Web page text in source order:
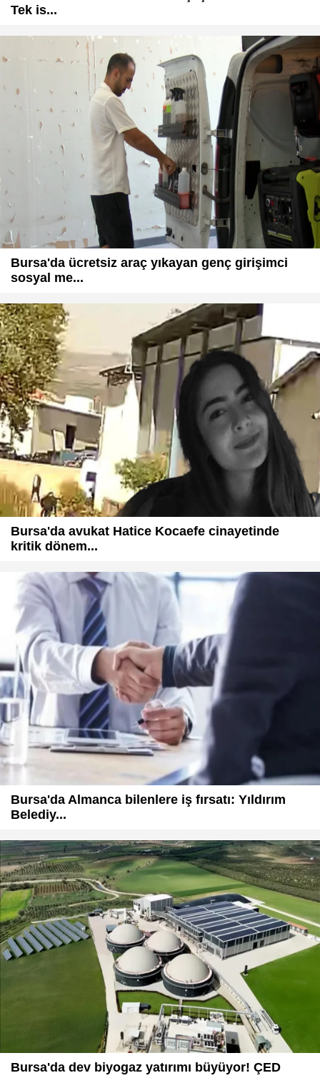
Tek is...
Bursa'da ücretsiz araç yıkayan genç girişimci
sosyal me...
Bursa'da avukat Hatice Kocaefe cinayetinde
kritik dönem...
Bursa'da Almanca bilenlere iş fırsatı: Yıldırım
Belediy...
Bursa'da dev biyogaz yatırımı büyüyor! ÇED